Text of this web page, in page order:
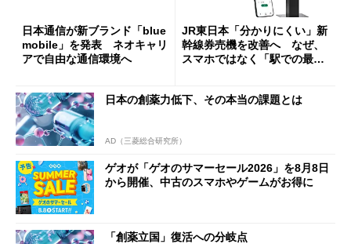
日本通信が新ブランド「blue
mobile」を発表 ネオキャリ
アで自由な通信環境へ
JR東日本「分かりにくい」新
幹線券売機を改善へ なぜ、
スマホではなく「駅での最短
日本の創薬力低下、その本当の課題とは
AD（三菱総合研究所）
ゲオが「ゲオのサマーセール2026」を8月8日
から開催、中古のスマホやゲームがお得に
「創薬立国」復活への分岐点